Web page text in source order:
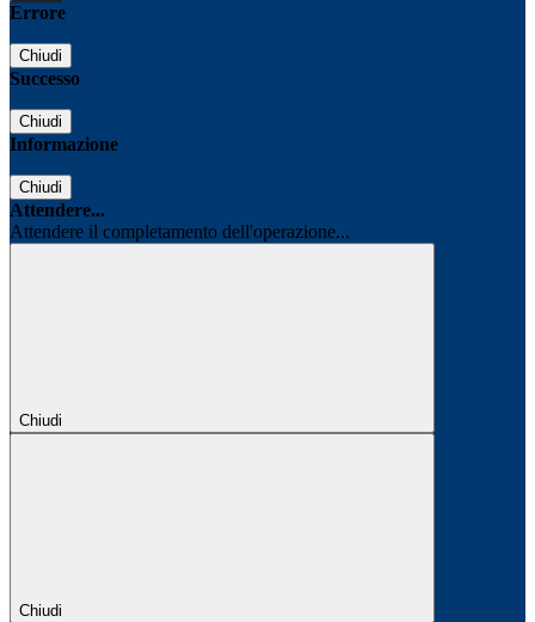
Errore
Chiudi
Successo
Chiudi
Informazione
Chiudi
Attendere...
Attendere il completamento dell'operazione...
Chiudi
Chiudi